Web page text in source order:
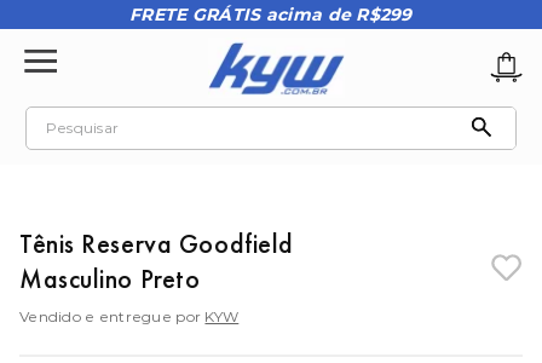
FRETE GRÁTIS acima de R$299
Pesquisar
Tênis Reserva Goodfield
Masculino Preto
Vendido e entregue por KYW
2º oakley